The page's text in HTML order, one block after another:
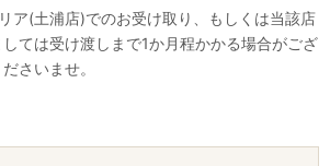
ア(土浦店)でのお受け取り、もしくは当該店
ては受け渡しまで1か月程かかる場合がござ
さいませ。